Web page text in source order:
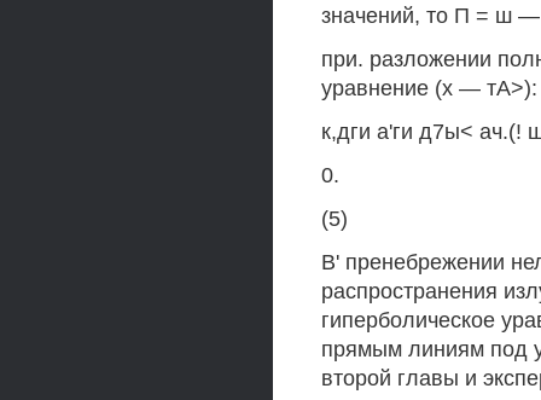
значений, то П = ш —
при. разложении
уравнение (х — тА>):
к,дги а'ги д7ы< ач.(!
0.
(5)
В' пренебрежении
распространения
гиперболическое
прямым линиям под
второй главы и